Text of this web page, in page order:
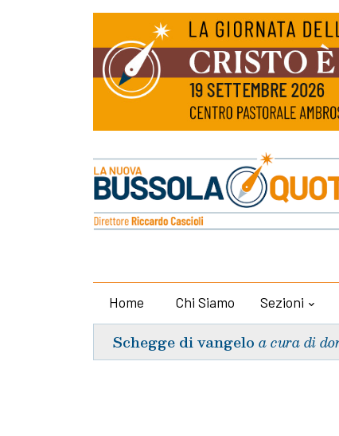
Home Chi Siamo Sezioni
Schegge di vangelo a cura di